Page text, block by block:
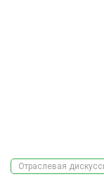
Отраслевая